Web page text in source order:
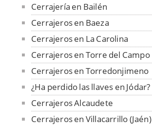
Cerrajería en Bailén
Cerrajeros en Baeza
Cerrajeros en La Carolina
Cerrajeros en Torre del Campo
Cerrajeros en Torredonjimeno
¿Ha perdido las llaves en Jódar?
Cerrajeros Alcaudete
Cerrajeros en Villacarrillo (Jaén)